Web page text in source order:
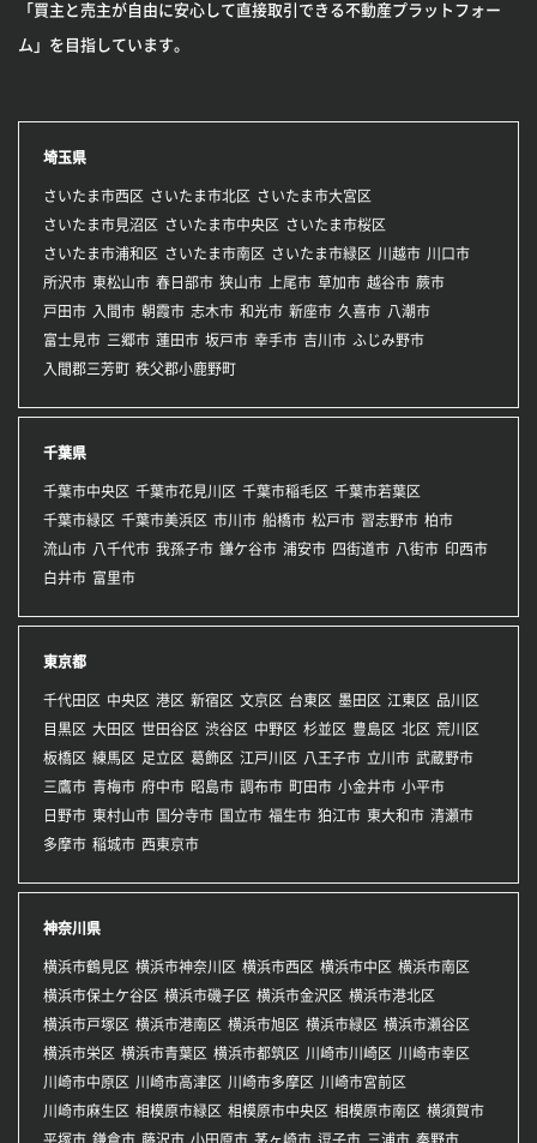
「買主と売主が自由に安心して直接取引できる不動産プラットフォー
ム」を目指しています。
埼玉県
さいたま市西区 さいたま市北区
さいたま市大宮区
さいたま市見沼区
さいたま市中央区
さいたま市桜区
さいたま市浦和区
さいたま市南区 さいたま市緑区 川越市 川口市
所沢市 東松山市 春日部市 狭山市 上尾市 草加市 越谷市 蕨市
戸田市 入間市 朝霞市 志木市 和光市 新座市 久喜市 八潮市
富士見市 三郷市 蓮田市 坂戸市 幸手市 吉川市 ふじみ野市
入間郡三芳町 秩父郡小鹿野町
千葉県
千葉市中央区 千葉市花見川区 千葉市稲毛区 千葉市若葉区
千葉市緑区 千葉市美浜区 市川市 船橋市 松戸市 習志野市 柏市
流山市 八千代市 我孫子市 鎌ケ谷市 浦安市 四街道市 八街市 印西市
白井市 富里市
東京都
千代田区 中央区 港区 新宿区 文京区 台東区 墨田区 江東区 品川区
目黒区 大田区 世田谷区 渋谷区 中野区 杉並区 豊島区 北区 荒川区
板橋区 練馬区 足立区 葛飾区 江戸川区 八王子市 立川市 武蔵野市
三鷹市 青梅市 府中市 昭島市 調布市 町田市 小金井市 小平市
日野市 東村山市 国分寺市 国立市 福生市 狛江市 東大和市 清瀬市
多摩市 稲城市 西東京市
神奈川県
横浜市鶴見区 横浜市神奈川区 横浜市西区 横浜市中区 横浜市南区
横浜市保土ケ谷区 横浜市磯子区 横浜市金沢区 横浜市港北区
横浜市戸塚区 横浜市港南区 横浜市旭区 横浜市緑区 横浜市瀬谷区
横浜市栄区 横浜市青葉区 横浜市都筑区 川崎市川崎区 川崎市幸区
川崎市中原区 川崎市高津区 川崎市多摩区 川崎市宮前区
川崎市麻生区 相模原市緑区 相模原市中央区 相模原市南区 横須賀市
平塚市 鎌倉市 藤沢市 小田原市 茅ヶ崎市 逗子市 三浦市 秦野市